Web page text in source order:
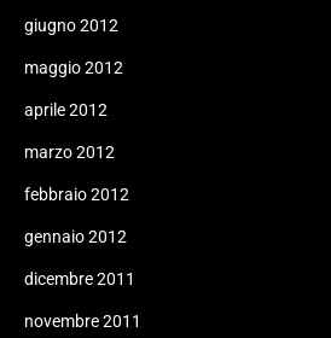
giugno 2012
maggio 2012
aprile 2012
marzo 2012
febbraio 2012
gennaio 2012
dicembre 2011
novembre 2011